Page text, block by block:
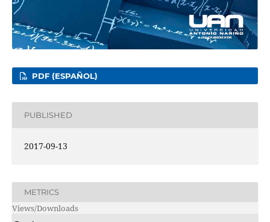
PDF (ESPAÑOL)
PUBLISHED
2017-09-13
METRICS
Views/Downloads